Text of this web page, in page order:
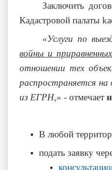
Заключить
Кадастровой палаты
«Услуги по
войны и
отношении тех
распространяется на
из ЕГРН,» - отмечает
В любой
подать заявку